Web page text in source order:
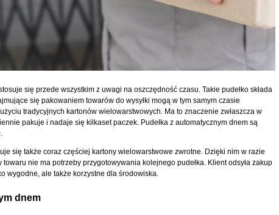
się przede wszystkim z uwagi na oszczędność czasu. Takie pudełko składa
się pakowaniem towarów do wysyłki mogą w tym samym czasie
tradycyjnych kartonów wielowarstwowych. Ma to znaczenie zwłaszcza w
pakuje i nadaje się kilkaset paczek. Pudełka z automatycznym dnem są
się także coraz częściej kartony wielowarstwowe zwrotne. Dzięki nim w razie
nie ma potrzeby przygotowywania kolejnego pudełka. Klient odsyła zakup
wygodne, ale także korzystne dla środowiska.
dnem